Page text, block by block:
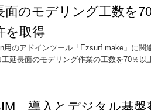
面のモデリング工数を
を取得
用のアドインツール「Ezsurf.make」に関
延長面のモデリング作業の工数を70％以
」導入とデジタル基